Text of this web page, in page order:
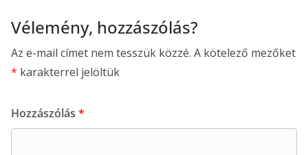
Vélemény, hozzászólás?
Az e-mail címet nem tesszük közzé. A kötelező mezőket
* karakterrel jelöltük
Hozzászólás *